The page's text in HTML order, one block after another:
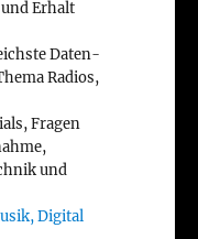
Erhalt
Daten-
Radios,
Fragen
und
Digital